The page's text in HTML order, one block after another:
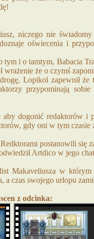
niczego nie
oświecenia i
i o tamtym, Babacia
wrażenie że o czymś
Lopikol zapewnił
przypominają
dogonić redaktorów i
gdy oni w tym
postanowili się
Artdico w jego
Makaveliusza w którym
a czas swojego urlopu
z odcinka: